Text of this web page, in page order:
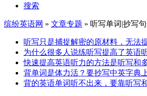
搜索
缤纷英语网 » 文章专题 » 听写单词|抄写
听写只是捕捉解密的原材料，无法
为什么很多人说练听写提高了英语
快速提高英语听力的方法是听写和
背单词是体力活？要抄写中英字典
背的英语单词听不出来，要靠听写